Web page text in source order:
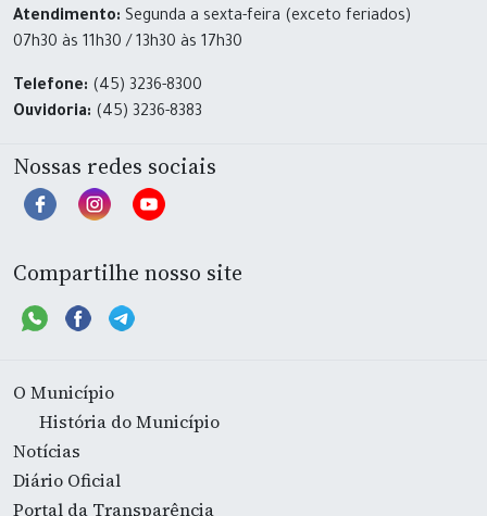
Atendimento: Segunda a sexta-feira (exceto feriados)
07h30 às 11h30 / 13h30 às 17h30
Telefone: (45) 3236-8300
Ouvidoria: (45) 3236-8383
Nossas redes sociais
Compartilhe nosso site
O Município
História do Município
Notícias
Diário Oficial
Portal da Transparência